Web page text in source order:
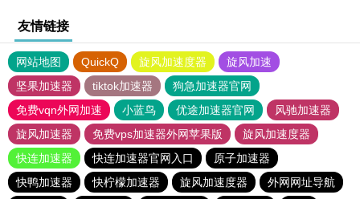
友情链接
网站地图 QuickQ 旋风加速度器
旋风加速
坚果加速器
tiktok加速器
狗急加速器官网
免费vqn外网加速
小蓝鸟 优途加速器官网
风驰加速器
旋风加速器
免费vps加速器外网苹果版
旋风加速度器
快连加速器
快连加速器官网入口
原子加速器
快鸭加速器
快柠檬加速器 旋风加速度器
外网网址导航